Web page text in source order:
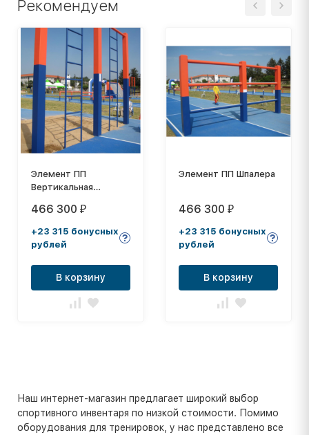
Рекомендуем
Элемент ПП
Вертикальная
466 300 ₽
+23 315 бонусных
рублей
В корзину
Элемент ПП Шпалера
466 300 ₽
+23 315 бонусных
рублей
В корзину
Наш интернет-магазин предлагает широкий выбор
спортивного инвентаря по низкой стоимости. Помимо
оборудования для тренировок, у нас представлено все